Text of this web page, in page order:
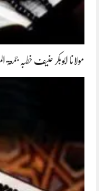
مولانا ابوبکر حنیف خطبہ جمعۃ المبارک